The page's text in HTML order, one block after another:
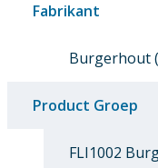
Fabrikant
Burgerhout
Product Groep
FLI1002